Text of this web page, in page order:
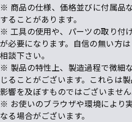
※ 商品の仕様、価格並びに付属品
することがあります。
※ 工具の使用や、パーツの取り付
が必要になります。自信の無い方
相談下さい。
※ 製品の特性上、製造過程で微細
じることがございます。これらは
影響を及ぼすものではございません
※ お使いのブラウザや環境により
なる場合がございます。